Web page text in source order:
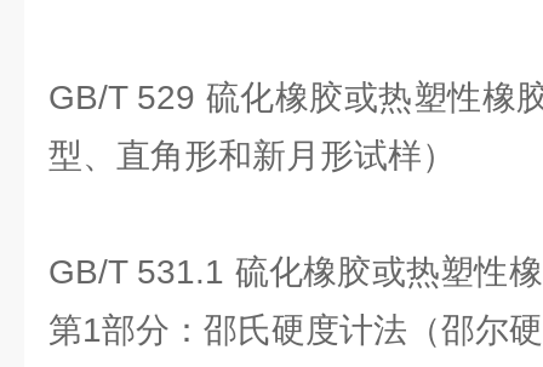
GB/T 529 硫化橡胶或热塑性橡
型、直角形和新月形试样）
GB/T 531.1 硫化橡胶或热塑性
第1部分：邵氏硬度计法（邵尔